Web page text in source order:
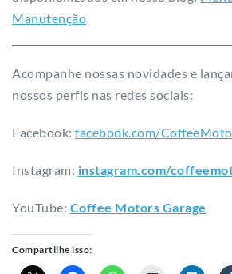
Manutenção
Acompanhe nossas novidades e
nossos perfis nas redes sociais:
Facebook: facebook.com/
Instagram: instagram.com/
YouTube: Coffee Motors Garage
Compartilhe isso: